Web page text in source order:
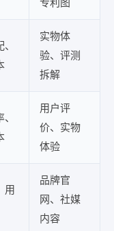
实物体
验、评测
拆解
用户评
价、实物
体验
用
品牌官
网、社媒
内容